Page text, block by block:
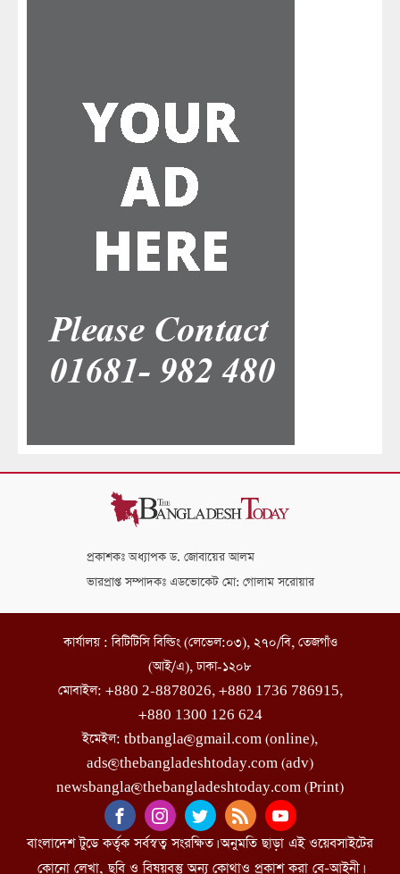
প্রকাশকঃ অধ্যাপক ড. জোবায়ের আলম
ভারপ্রাপ্ত সম্পাদকঃ এডভোকেট মো: গোলাম সরোয়ার
কার্যালয় : বিটিটিসি বিল্ডিং (লেভেল:০৩), ২৭০/বি, তেজগাঁও
(আই/এ), ঢাকা-১২০৮
মোবাইল: +880 2-8878026, +880 1736 786915,
+880 1300 126 624
ইমেইল: tbtbangla@gmail.com (online),
ads@thebangladeshtoday.com (adv)
newsbangla@thebangladeshtoday.com (Print)
বাংলাদেশ টুডে কর্তৃক সর্বস্বত্ব সংরক্ষিত। অনুমতি ছাড়া এই ওয়েবসাইটের
কোনো লেখা, ছবি ও বিষয়বস্তু অন্য কোথাও প্রকাশ করা বে-আইনী।